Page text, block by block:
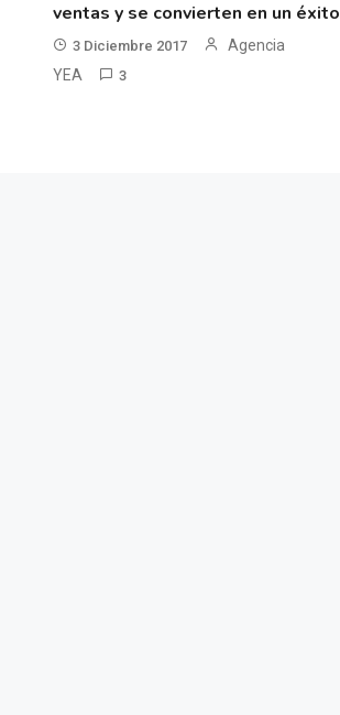
ventas y se convierten en un éxito
3 Diciembre 2017
Agencia
YEA
3